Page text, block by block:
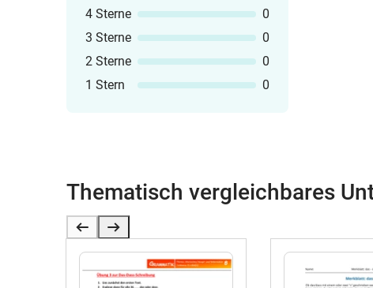
4 Sterne
0
3 Sterne
0
2 Sterne
0
1 Stern
0
Thematisch vergleichbares